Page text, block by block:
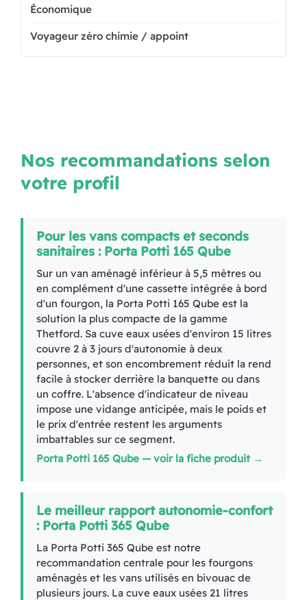
Économique
Voyageur zéro chimie / appoint
Nos recommandations selon
votre profil
Pour les vans compacts et seconds
sanitaires : Porta Potti 165 Qube
Sur un van aménagé inférieur à 5,5 mètres ou
en complément d'une cassette intégrée à bord
d'un fourgon, la Porta Potti 165 Qube est la
solution la plus compacte de la gamme
Thetford. Sa cuve eaux usées d'environ 15 litres
couvre 2 à 3 jours d'autonomie à deux
personnes, et son encombrement réduit la rend
facile à stocker derrière la banquette ou dans
un coffre. L'absence d'indicateur de niveau
impose une vidange anticipée, mais le poids et
le prix d'entrée restent les arguments
imbattables sur ce segment.
Porta Potti 165 Qube — voir la fiche produit →
Le meilleur rapport autonomie-confort
: Porta Potti 365 Qube
La Porta Potti 365 Qube est notre
recommandation centrale pour les fourgons
aménagés et les vans utilisés en bivouac de
plusieurs jours. La cuve eaux usées 21 litres